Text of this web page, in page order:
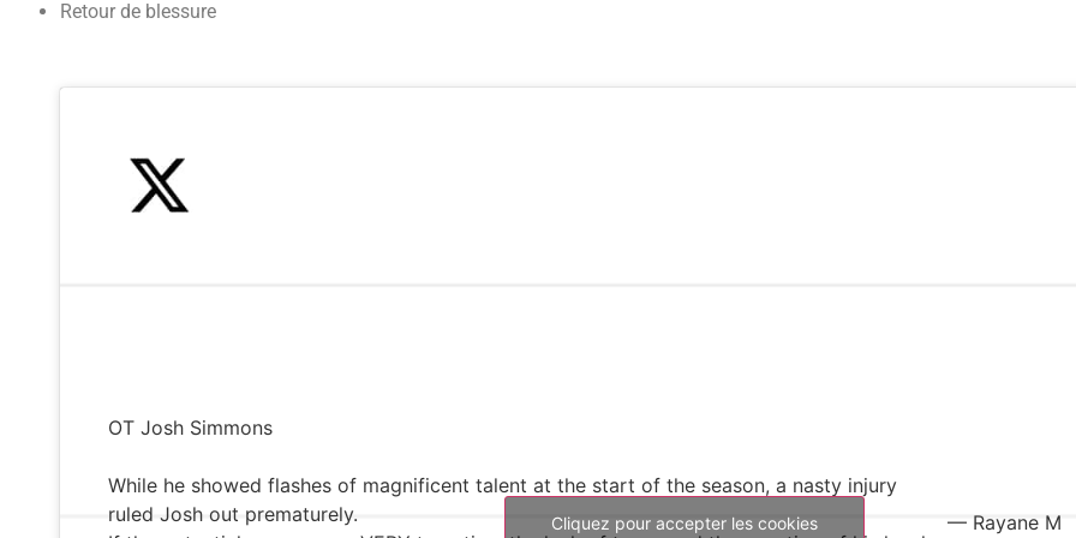
Retour de blessure
OT Josh Simmons
While he showed flashes of magnificent talent at the start of the season, a nasty injury
ruled Josh out prematurely.
— Rayane M
Cliquez pour accepter les cookies